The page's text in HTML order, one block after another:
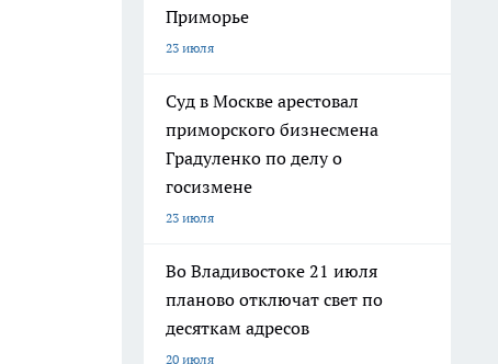
Приморье
23 июля
Суд в Москве арестовал
приморского бизнесмена
Градуленко по делу о
госизмене
23 июля
Во Владивостоке 21 июля
планово отключат свет по
десяткам адресов
20 июля